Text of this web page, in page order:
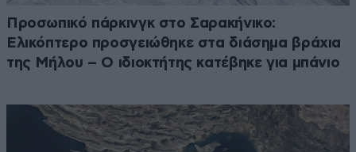
Προσωπικό πάρκινγκ στο Σαρακήνικο:
Ελικόπτερο προσγειώθηκε στα διάσημα βράχια
της Μήλου – Ο ιδιοκτήτης κατέβηκε για μπάνιο